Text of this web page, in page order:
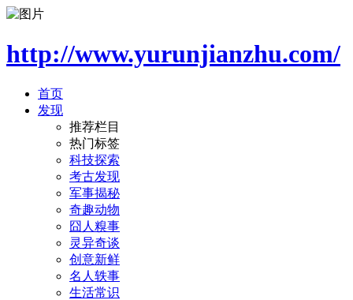
http://www.yurunjianzhu.com/
首页
发现
推荐栏目
热门标签
科技探索
考古发现
军事揭秘
奇趣动物
囧人糗事
灵异奇谈
创意新鲜
名人轶事
生活常识